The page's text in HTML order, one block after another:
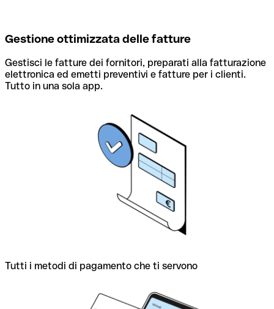
Gestione ottimizzata delle fatture
Gestisci le fatture dei fornitori, preparati alla fatturazione
elettronica ed emetti preventivi e fatture per i clienti.
Tutto in una sola app.
Tutti i metodi di pagamento che ti servono